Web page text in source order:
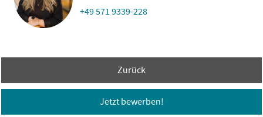
+49 571 9339-228
Zurück
Jetzt bewerben!